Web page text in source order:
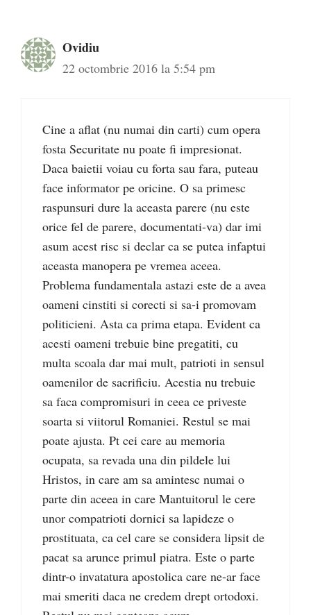
Ovidiu
22 octombrie 2016 la 5:54 pm
Cine a aflat (nu numai din carti) cum opera
fosta Securitate nu poate fi impresionat.
Daca baietii voiau cu forta sau fara, puteau
face informator pe oricine. O sa primesc
raspunsuri dure la aceasta parere (nu este
orice fel de parere, documentati-va) dar imi
asum acest risc si declar ca se putea infaptui
aceasta manopera pe vremea aceea.
Problema fundamentala astazi este de a avea
oameni cinstiti si corecti si sa-i promovam
politicieni. Asta ca prima etapa. Evident ca
acesti oameni trebuie bine pregatiti, cu
multa scoala dar mai mult, patrioti in sensul
oamenilor de sacrificiu. Acestia nu trebuie
sa faca compromisuri in ceea ce priveste
soarta si viitorul Romaniei. Restul se mai
poate ajusta. Pt cei care au memoria
ocupata, sa revada una din pildele lui
Hristos, in care am sa amintesc numai o
parte din aceea in care Mantuitorul le cere
unor compatrioti dornici sa lapideze o
prostituata, ca cel care se considera lipsit de
pacat sa arunce primul piatra. Este o parte
dintr-o invatatura apostolica care ne-ar face
mai smeriti daca ne credem drept ortodoxi.